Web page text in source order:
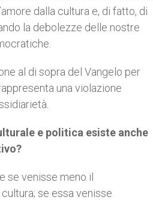
dalla cultura e, di fatto, di
la debolezze delle nostre
al di sopra del Vangelo per
una violazione
e politica esiste anche
se venisse meno il
se essa venisse